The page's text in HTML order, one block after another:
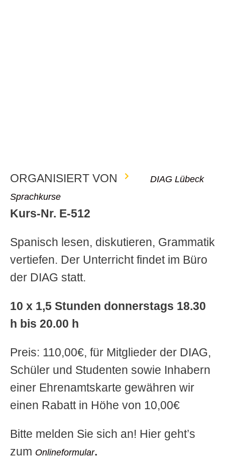
ORGANISIERT VON
DIAG Lübeck
Sprachkurse
Kurs-Nr. E-512
Spanisch lesen, diskutieren, Grammatik
vertiefen. Der Unterricht findet im Büro
der DIAG statt.
10 x 1,5 Stunden donnerstags 18.30
h bis 20.00 h
Preis: 110,00€, für Mitglieder der DIAG,
Schüler und Studenten sowie Inhabern
einer Ehrenamtskarte gewähren wir
einen Rabatt in Höhe von 10,00€
Bitte melden Sie sich an! Hier geht’s
zum Onlineformular.